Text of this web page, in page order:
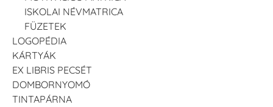
ISKOLAI NÉVMATRICA
FÜZETEK
LOGOPÉDIA
KÁRTYÁK
EX LIBRIS PECSÉT
DOMBORNYOMÓ
TINTAPÁRNA